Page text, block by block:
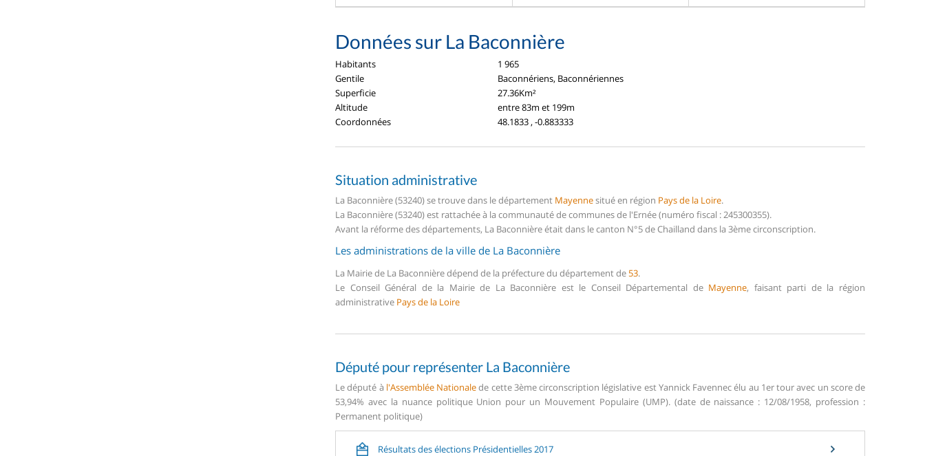
Données sur La Baconnière
Habitants
1 965
Gentile
Baconnériens, Baconnériennes
Superficie
27.36Km²
Altitude
entre 83m et 199m
Coordonnées
48.1833 , -0.883333
Situation administrative
La Baconnière (53240) se trouve dans le département Mayennesitué en région Pays de la Loire.
La Baconnière (53240) est rattachée à la communauté de communes de l'Ernée (numéro fiscal : 245300355).
Avant la réforme des départements, La Baconnière était dans le canton N°5 de Chailland dans la 3ème circonscription.
Les administrations de la ville de La Baconnière
La Mairie de La Baconnière dépend de la préfecture du département de53.
Le Conseil Général de la Mairie de La Baconnière est le Conseil Départemental de Mayenne, faisant parti de la région
administrative Pays de la Loire
Député pour représenter La Baconnière
Le député à l'Assemblée Nationalede cette 3ème circonscription législative est Yannick Favennec élu au 1er tour avec un score de
53,94% avec la nuance politique Union pour un Mouvement Populaire (UMP). (date de naissance : 12/08/1958, profession :
Permanent politique)
Résultats des élections Présidentielles 2017